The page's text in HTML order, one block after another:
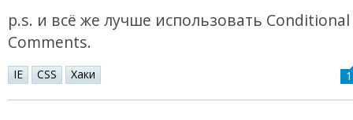
p.s. и всё же лучше использовать Conditional
Comments.
IE CSS Хаки